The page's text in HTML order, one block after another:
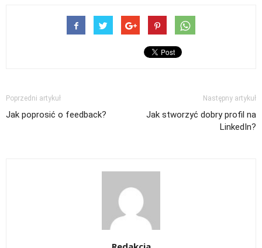
Poprzedni artykuł
Jak poprosić o feedback?
Następny artykuł
Jak stworzyć dobry profil na
LinkedIn?